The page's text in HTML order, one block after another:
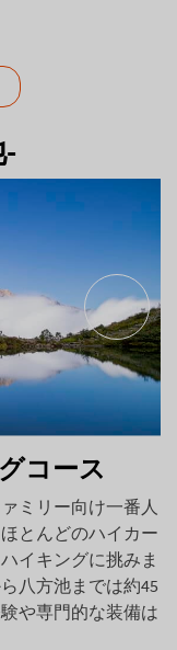
コース
ミリー向け一番人
とんどのハイカー
イキングに挑みま
八方池までは約45
や専門的な装備は